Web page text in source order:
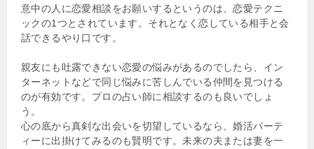
意中の人に恋愛相談をお願いするというのは、恋愛テクニ
ックの1つとされています。それとなく恋している相手と会
話できるやり口です。
親友にも吐露できない恋愛の悩みがあるのでしたら、イン
ターネットなどで同じ悩みに苦しんでいる仲間を見つける
のが有効です。プロの占い師に相談するのも良いでしょ
う。
心の底から真剣な出会いを切望しているなら、婚活パーテ
ィーに出掛けてみるのも賢明です。未来の夫または妻を一